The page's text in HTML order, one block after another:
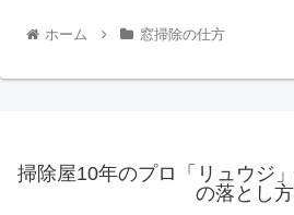
ホーム 窓掃除の仕方
掃除屋10年のプロ「リュウジ
の落とし方